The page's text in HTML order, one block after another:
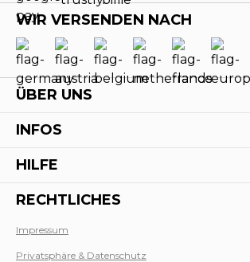
WIR VERSENDEN NACH
ÜBER UNS
INFOS
HILFE
RECHTLICHES
Impressum
Privatsphäre & Datenschutz